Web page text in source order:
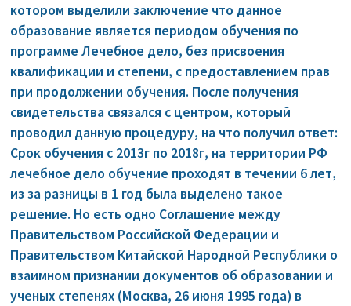
котором выделили заключение что данное
образование является периодом обучения по
программе Лечебное дело, без присвоения
квалификации и степени, с предоставлением прав
при продолжении обучения. После получения
свидетельства связался с центром, который
проводил данную процедуру, на что получил ответ:
Срок обучения с 2013г по 2018г, на территории РФ
лечебное дело обучение проходят в течении 6 лет,
из за разницы в 1 год была выделено такое
решение. Но есть одно Соглашение между
Правительством Российской Федерации и
Правительством Китайской Народной Республики о
взаимном признании документов об образовании и
ученых степенях (Москва, 26 июня 1995 года) в